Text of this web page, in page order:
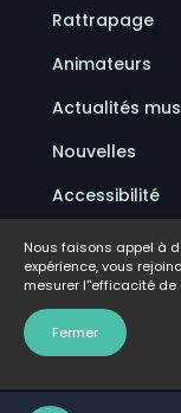
Rattrapage
Animateurs
Actualités
Nouvelles
Accessibilité
Politique de
Conditions
FAQ
Nous faisons appel à
expérience, vous
mesurer l''efficacité de
Fermer